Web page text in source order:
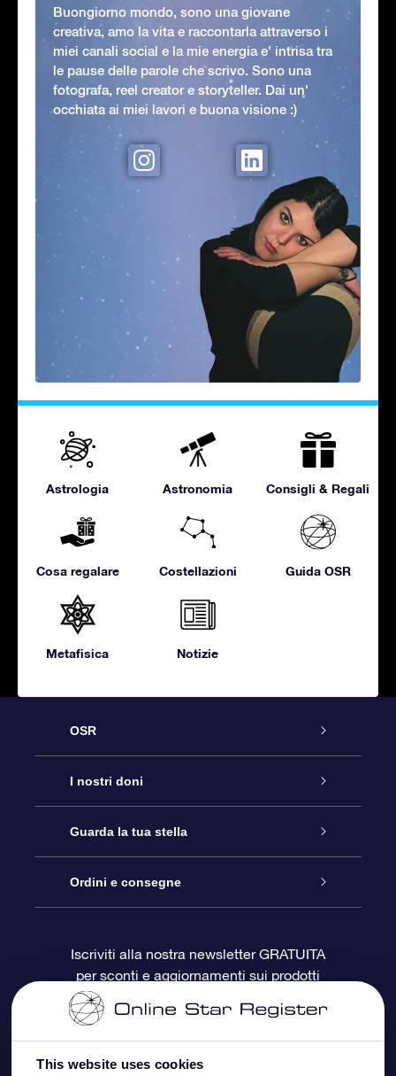
This website uses cookies
Buongiorno mondo, sono una giovane
creativa, amo la vita e raccontarla attraverso i
miei canali social e la mie energia e' intrisa tra
le pause delle parole che scrivo. Sono una
fotografa, reel creator e storyteller. Dai un'
occhiata ai miei lavori e buona visione :)
Astrologia Astronomia Consigli & Regali
Cosa regalare Costellazioni Guida OSR
Metafisica Notizie
OSR
Assistenza
Contattaci
Blog
OSR Recensioni
I nostri doni
Online Star Gift
Pacchetto regalo OSR
Gift Card OSR
Doni aziendali
Guarda la tua stella
Registro stellare
Star Page personalizzata
One Million Stars
Ordini e consegne
Informazioni di Pagamento
Iscriviti alla nostra newsletter GRATUITA
per sconti e aggiornamenti sui prodotti